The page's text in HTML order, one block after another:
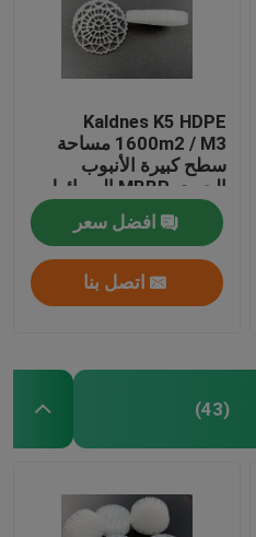
Kaldnes K5 HDPE
1600m2 / M3 مساحة
سطح كبيرة الأنبوب
الحيوي MBBR الوسائط
المرشحة العائمة
افضل سعر
اتصل بنا
(43)